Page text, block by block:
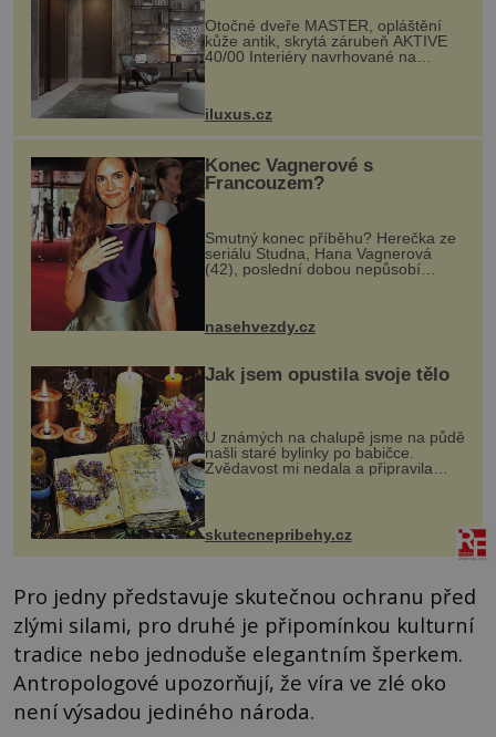
Otočné dveře MASTER, opláštění
kůže antik, skrytá zárubeň AKTIVE
40/00 Interiéry navrhované na
zakázku často vyžadují atypické
rozměry nejen nábytku, ale i
dnes umož...
iluxus.cz
Konec Vagnerové s
Francouzem?
Smutný konec příběhu? Herečka ze
seriálu Studna, Hana Vagnerová
(42), poslední dobou nepůsobí
nasehvezdy.cz
Jak jsem opustila svoje tělo
U známých na chalupě jsme na půdě
našli staré bylinky po babičce.
Zvědavost mi nedala a připravila
jsem si z nich lektvar… Zimní pobyt
na chalupě se pro mě vlastní vinou
změnil v děsivý zážitek, na kt...
skutecnepribehy.cz
Pro jedny představuje skutečnou ochranu před
zlými silami, pro druhé je připomínkou kulturní
tradice nebo jednoduše elegantním šperkem.
Antropologové upozorňují, že víra ve zlé oko
není výsadou jediného národa.